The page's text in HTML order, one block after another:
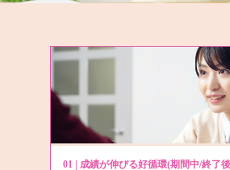
01 | 成績が伸びる好循環(期間中/終了